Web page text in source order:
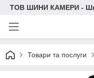
ТОВ ШИНИ КАМЕРИ -
Товари та послуги